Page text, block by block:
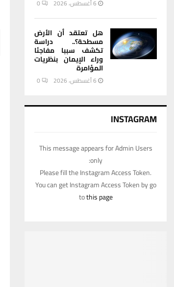
6 أغسطس، 2026 0
هل تعتقد أن الأرض
مسطحة؟.. دراسة
تكشف سببا مفاجئا
وراء الإيمان بنظريات
المؤامرة
6 أغسطس، 2026 0
INSTAGRAM
This message appears for Admin Users
only:
Please fill the Instagram Access Token.
You can get Instagram Access Token by go
tothis page